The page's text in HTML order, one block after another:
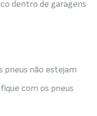
dentro de garagens
pneus não estejam
com os pneus